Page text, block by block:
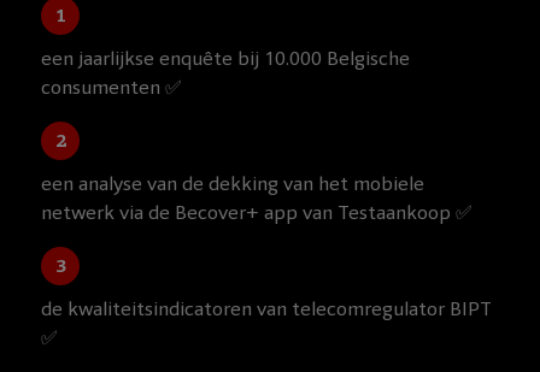
een jaarlijkse enquête bij 10.000 Belgische
consumenten ✅
een analyse van de dekking van het mobiele
netwerk via de Becover+ app van Testaankoop ✅
de kwaliteitsindicatoren van telecomregulator BIPT
✅